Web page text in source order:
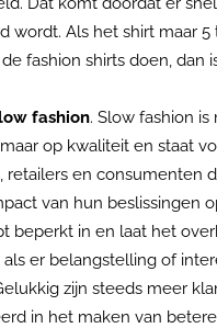
wordt. Als het shirt maar 5
fashion shirts doen, dan
fashion. Slow fashion is
op kwaliteit en staat
retailers en consumenten
van hun beslissingen
beperkt in en laat het
er belangstelling of
zijn steeds meer
in het maken van